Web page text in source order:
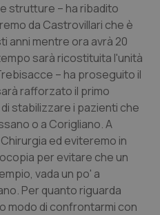
strutture – ha ribadito
da Castrovillari che è
anni mentre ora avrà 20
sarà ricostituita l'unità
– ha proseguito il
rafforzato il primo
stabilizzare i pazienti che
o a Corigliano. A
ed eviteremo in
per evitare che un
vada un po' a
Per quanto riguarda
modo di confrontarmi con